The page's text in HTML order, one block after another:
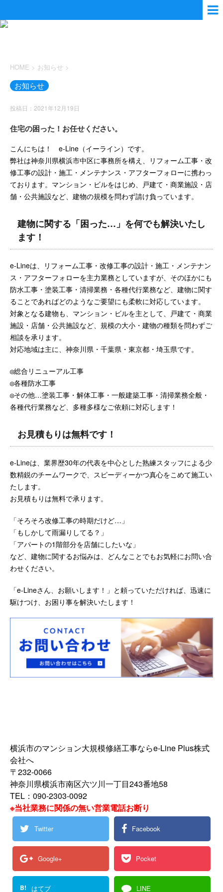
HOME > お知らせ >
お知らせ
投稿日：2021年12月19日
住宅の困った！お任せください。
こんにちは！ e-Line（イーライン）です。
弊社は神奈川県横浜市中区に事務所を構え、リフォーム工事・改
修工事の設計・施工・メンテナンス・アフターフォローに携わっ
ております。マンション・ビルをはじめ、戸建て・商業施設・店
舗・公共施設など、建物の規模を問わず請け負っています。
建物に関する「困った…」を何でも解決いたし
ます！
e-Lineは、リフォーム工事・改修工事の設計・施工・メンテナン
ス・アフターフォローを主力業務としていますが、そのほかにも
防水工事・塗装工事・清掃業務・各種代行業務など、建物に関す
ることであればどのようなご要望にも柔軟に対応しています。
対象となる建物も、マンション・ビルを主として、戸建て・商業
施設・店舗・公共施設など、規模の大小・建物の種類を問わずご
相談を承ります。
対応地域は主に、神奈川県・千葉県・東京都・埼玉県です。
◎総合リニューアル工事
◎各種防水工事
◎その他…塗装工事・解体工事・一般建築工事・清掃業務全般・
各種代行業務など、多種多様なご依頼に対応します！
お見積もりは無料です！
e-Lineは、業界歴30年の代表を中心とした熟練スタッフによる少
数精鋭のチームワークで、スピーディーかつ真心をこめて施工い
たします。
お見積もりは無料で承ります。
「そろそろ改修工事の時期だけど…」
「もしかして雨漏りしてる？」
「アパートの1階部分を店舗にしたいな」
など、建物に関するお悩みは、どんなことでもお気軽にお問い合
わせください。
「e-Lineさん、お願いします！」と頼っていただければ、迅速に
駆けつけ、お困り事を解決いたします！
横浜市のマンション大規模修繕工事ならe-Line Plus株式
会社へ
〒232-0066
神奈川県横浜市南区六ツ川一丁目243番地58
TEL：090-2303-0092
※当社業務に関係の無い営業電話お断り
Twitter Facebook
Google+ Pocket
B! はてブ LINE